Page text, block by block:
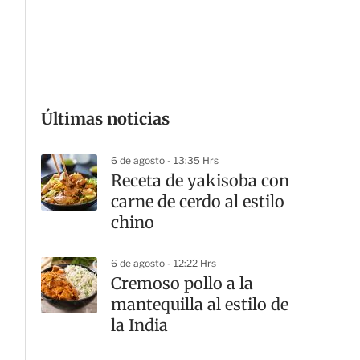
Últimas noticias
6 de agosto - 13:35 Hrs
Receta de yakisoba con
carne de cerdo al estilo
chino
6 de agosto - 12:22 Hrs
Cremoso pollo a la
mantequilla al estilo de
la India